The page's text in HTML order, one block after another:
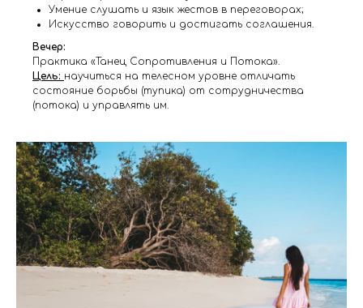
Умение слушать и язык жестов в переговорах;
Искусство говорить и достигать соглашения.
Вечер:
Практика «Танец Сопротивления и Потока».
Цель: научиться на телесном уровне отличать
состояние борьбы (тупика) от сотрудничества
(потока) и управлять им.